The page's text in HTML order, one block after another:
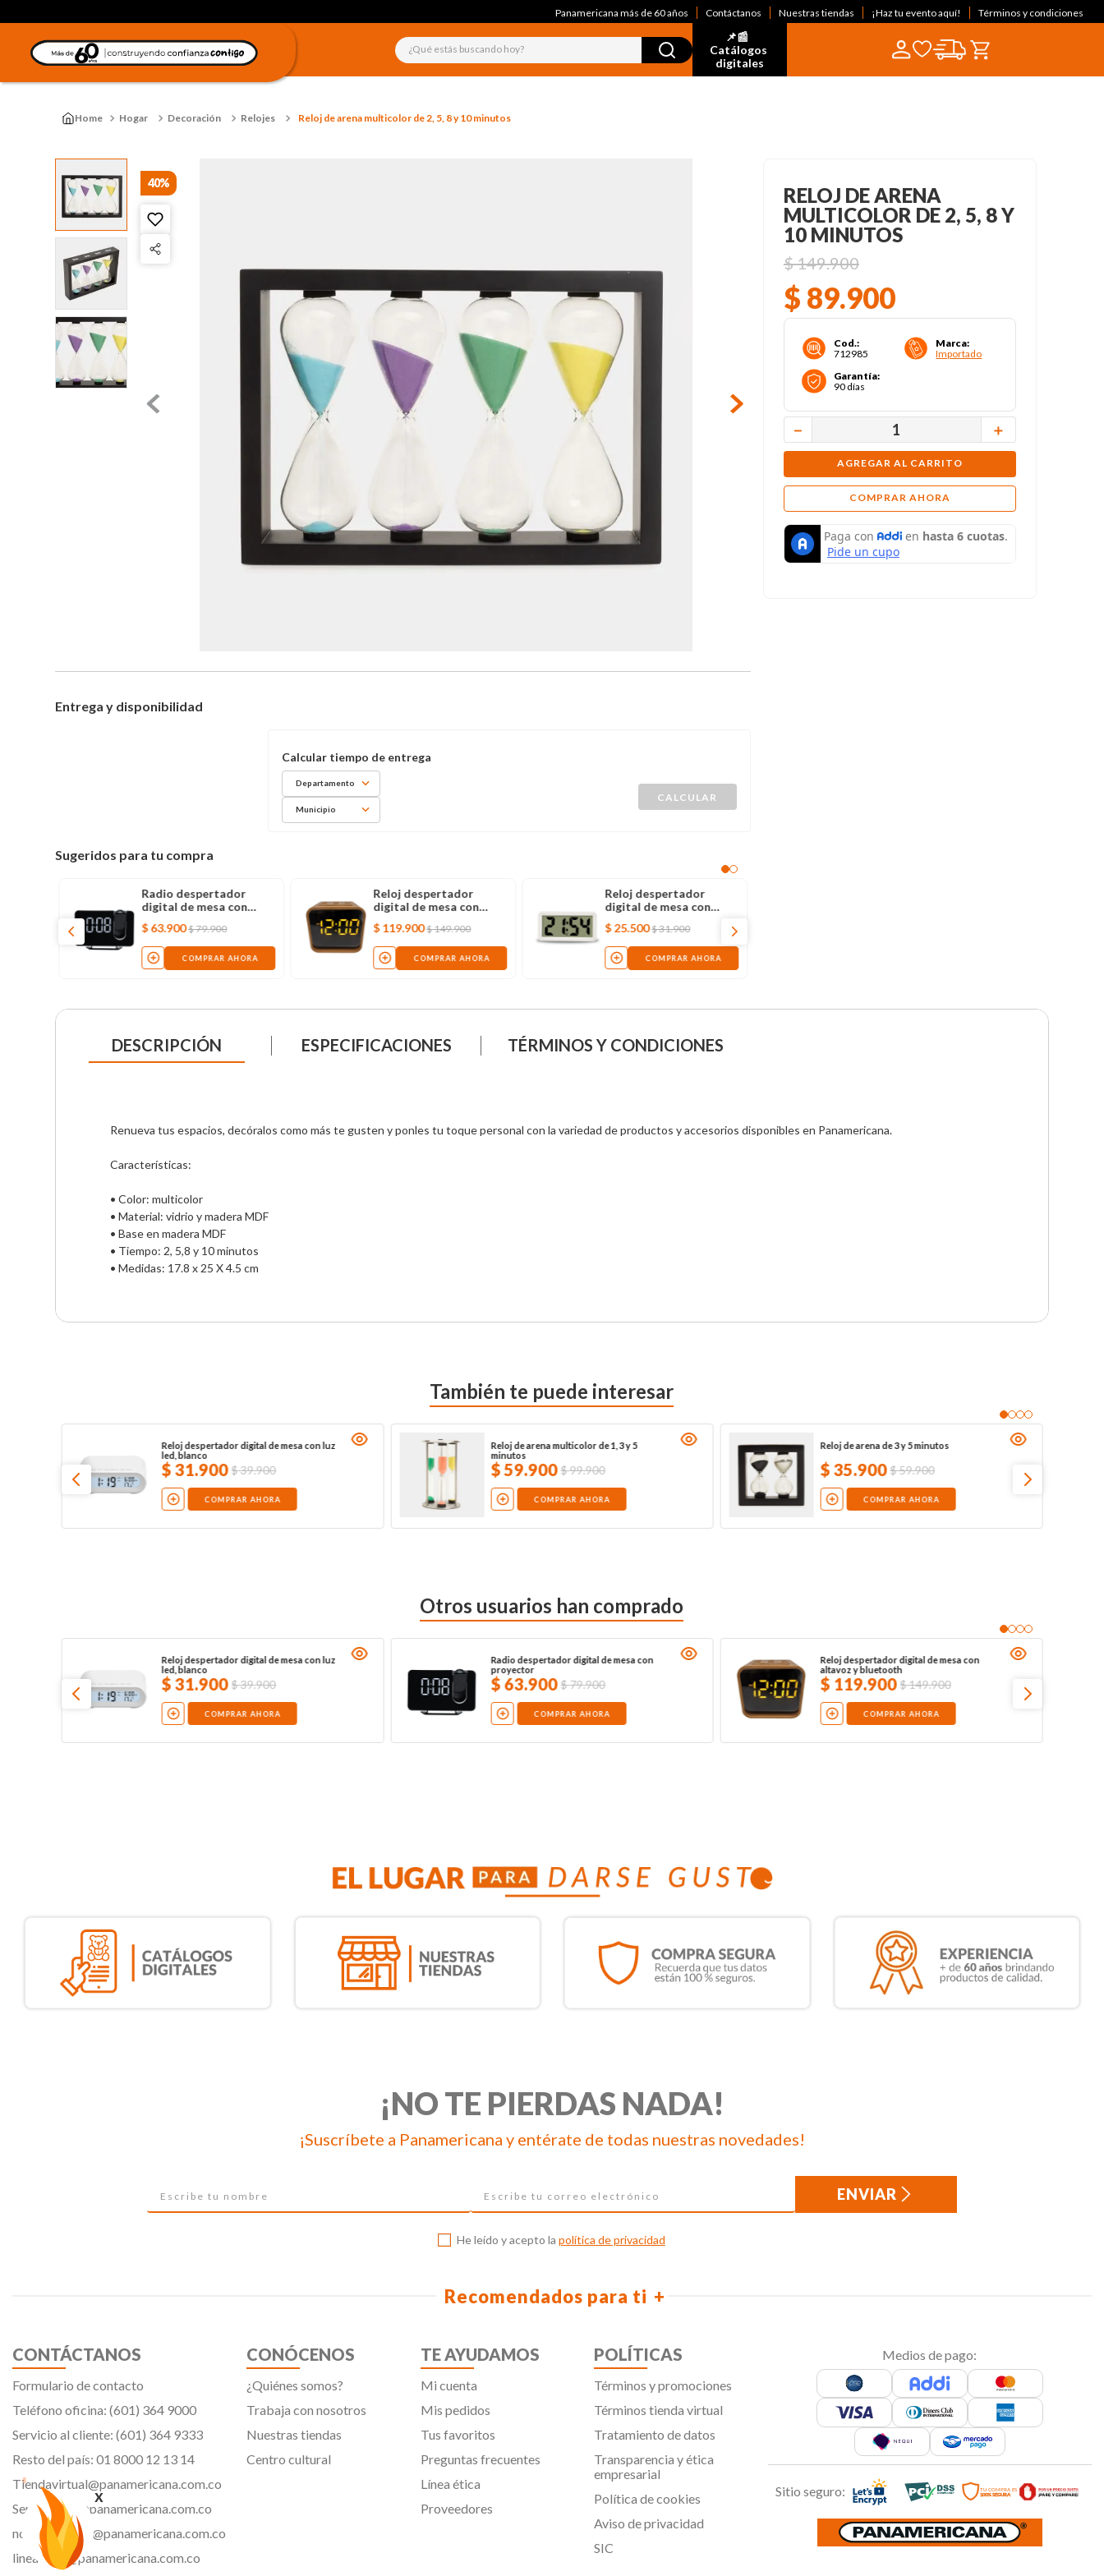
x
Panamericana más de 60 años Contáctanos Nuestras tiendas ¡Haz tu evento aquí! Términos y condiciones
¿Qué estás buscando hoy?
📌📰
Catálogos
digitales
Hogar Decoración Relojes Reloj de arena multicolor de 2, 5, 8 y 10 minutos
40%
Entrega y disponibilidad
Departamento
Municipio
Sugeridos para tu compra
Radio despertador
digital de mesa con
proyector
$ 63.900 $79.900
COMPRAR AHORA
Reloj despertador
digital de mesa con
altavoz y bluetooth
$ 119.900 $149.900
COMPRAR AHORA
Reloj despertador
digital de mesa con
alarma, blanco
$ 25.500 $31.900
COMPRAR AHORA
RELOJ DE ARENA
MULTICOLOR DE 2, 5, 8 Y
10 MINUTOS
$149.900
$ 89.900
Cod.:
712985
Marca:
Importado
Garantía:
90 días
＋
－
AGREGAR AL CARRITO
COMPRAR AHORA
DESCRIPCIÓN ESPECIFICACIONES TÉRMINOS Y CONDICIONES
Renueva tus espacios, decóralos como más te gusten y ponles tu toque personal con la variedad de productos y accesorios disponibles en Panamericana.
Características:
• Color: multicolor
• Material: vidrio y madera MDF
• Base en madera MDF
• Tiempo: 2, 5,8 y 10 minutos
• Medidas: 17.8 x 25 X 4.5 cm
También te puede interesar
Reloj despertador digital de mesa con luz
led, blanco
$31.900 $39.900
COMPRAR AHORA
Reloj de arena multicolor de 1, 3 y 5
minutos
$59.900 $99.900
COMPRAR AHORA
Reloj de arena de 3 y 5 minutos
$35.900 $59.900
COMPRAR AHORA
Otros usuarios han comprado
Reloj despertador digital de mesa con luz
led, blanco
$31.900 $39.900
COMPRAR AHORA
Radio despertador digital de mesa con
proyector
$63.900 $79.900
COMPRAR AHORA
Reloj despertador digital de mesa con
altavoz y bluetooth
$ 119.900 $149.900
COMPRAR AHORA
¡NO TE PIERDAS NADA!
¡Suscríbete a Panamericana y entérate de todas nuestras novedades!
ENVIAR
He leído y acepto la política de privacidad
Recomendados para ti
CONTÁCTANOS
Formulario de contacto
Teléfono oficina: (601) 364 9000
Servicio al cliente: (601) 364 9333
Resto del país: 01 8000 12 13 14
Tiendavirtual@panamericana.com.co
Servicliente@panamericana.com.co
notificaciones@panamericana.com.co
lineaetica@panamericana.com.co
CONÓCENOS
¿Quiénes somos?
Trabaja con nosotros
Nuestras tiendas
Centro cultural
TE AYUDAMOS
Mi cuenta
Mis pedidos
Tus favoritos
Preguntas frecuentes
Línea ética
Proveedores
POLÍTICAS
Términos y promociones
Términos tienda virtual
Tratamiento de datos
Transparencia y ética
empresarial
Política de cookies
Aviso de privacidad
SIC
Medios de pago:
Sitio seguro: